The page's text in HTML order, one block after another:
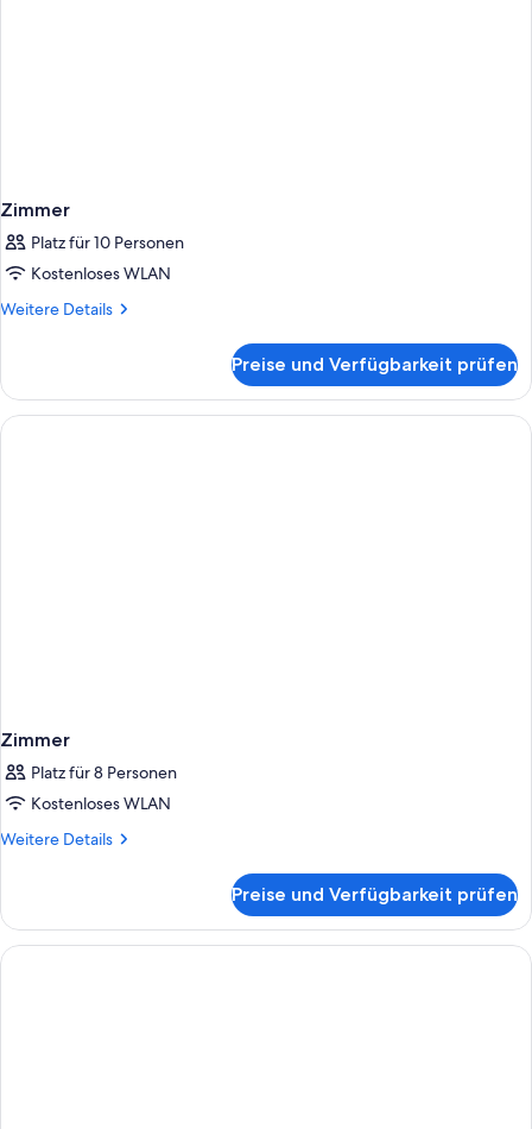
Zimmer
Platz für 10 Personen
Kostenloses WLAN
Weitere Details
Weitere
Preise und Verfügbarkeit prüfen
Zimmer
Platz für 8 Personen
Kostenloses WLAN
Weitere Details
Weitere
Preise und Verfügbarkeit prüfen